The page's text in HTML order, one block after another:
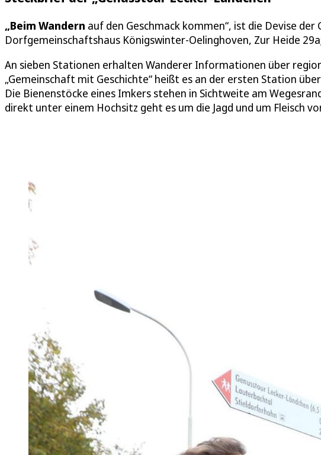
„Beim Wandern auf den Geschmack kommen“, ist die Devise der
Dorfgemeinschaftshaus Königswinter-Oelinghoven, Zur Heide
An sieben Stationen erhalten Wanderer Informationen über
„Gemeinschaft mit Geschichte“ heißt es an der ersten Station
Die Bienenstöcke eines Imkers stehen in Sichtweite am
direkt unter einem Hochsitz geht es um die Jagd und um Fleisch